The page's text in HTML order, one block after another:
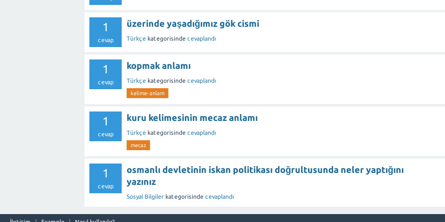
1
cevap
üzerinde yaşadığımız gök cismi
Türkçe kategorisinde cevaplandı
1
cevap
kopmak anlamı
Türkçe kategorisinde cevaplandı
kelime-anlam
1
cevap
kuru kelimesinin mecaz anlamı
Türkçe kategorisinde cevaplandı
mecaz
1
cevap
osmanlı devletinin iskan politikası doğrultusunda neler yaptığını
yazınız
Sosyal Bilgiler kategorisinde cevaplandı